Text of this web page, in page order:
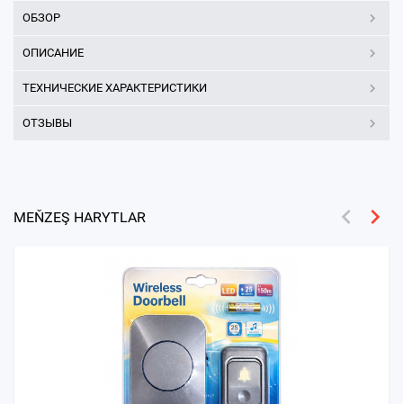
ОБЗОР
ОПИСАНИЕ
ТЕХНИЧЕСКИЕ ХАРАКТЕРИСТИКИ
ОТЗЫВЫ
MEŇZEŞ HARYTLAR